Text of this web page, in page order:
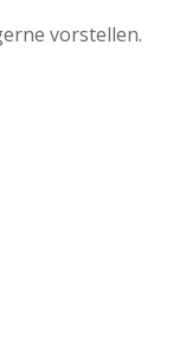
vorstellen.